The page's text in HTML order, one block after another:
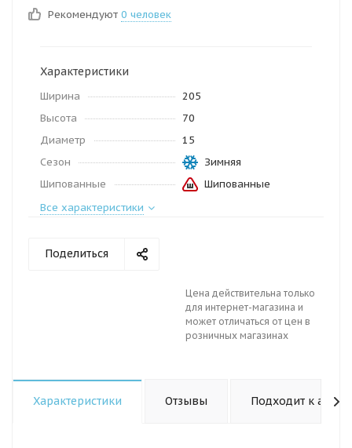
Рекомендуют 0 человек
Характеристики
Ширина
205
Высота
70
Диаметр
15
Сезон
Зимняя
Шипованные
Шипованные
Все характеристики
Поделиться
Цена действительна только
для интернет-магазина и
может отличаться от цен в
розничных магазинах
Характеристики Отзывы Подходит к авто